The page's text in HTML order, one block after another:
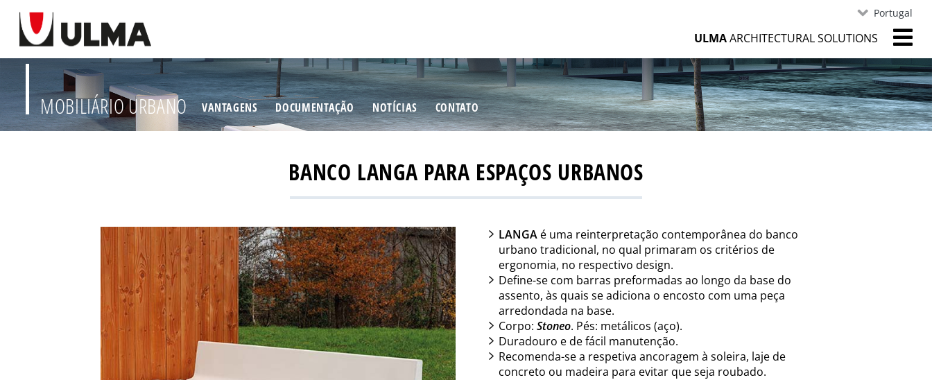
Portugal
ULMAARCHITECTURAL SOLUTIONS
MOBILIÁRIO URBANO VANTAGENS DOCUMENTAÇÃO NOTÍCIAS CONTATO
BANCO LANGA PARA ESPAÇOS URBANOS
LANGAé uma reinterpretação contemporânea do banco
urbano tradicional, no qual primaram os critérios de
ergonomia, no respectivo design.
Define-se com barras preformadas ao longo da base do
assento, às quais se adiciona o encosto com uma peça
arredondada na base.
Corpo: Stoneo. Pés: metálicos (aço).
Duradouro e de fácil manutenção.
Recomenda-se a respetiva ancoragem à soleira, laje de
concreto ou madeira para evitar que seja roubado.